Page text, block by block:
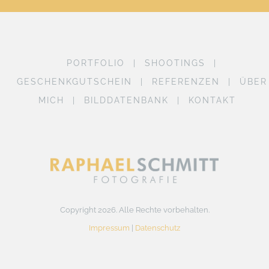
PORTFOLIO
SHOOTINGS
GESCHENKGUTSCHEIN
REFERENZEN
ÜBER
MICH
BILDDATENBANK KONTAKT
Copyright 2026. Alle Rechte vorbehalten.
Impressum
Datenschutz